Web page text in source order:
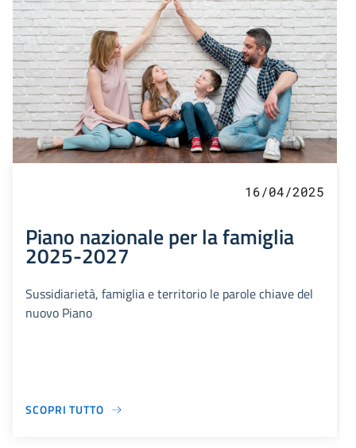
16/04/2025
Piano nazionale per la famiglia
2025-2027
Sussidiarietà, famiglia e territorio le parole chiave del
nuovo Piano
SCOPRI TUTTO